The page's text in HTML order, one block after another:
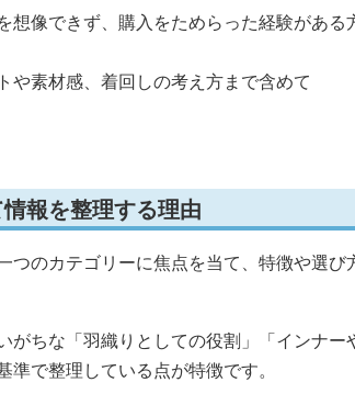
像できず、購入をためらった経験がある
や素材感、着回しの考え方まで含めて
報を整理する理由
のカテゴリーに焦点を当て、特徴や選び
ちな「羽織りとしての役割」「インナー
準で整理している点が特徴です。